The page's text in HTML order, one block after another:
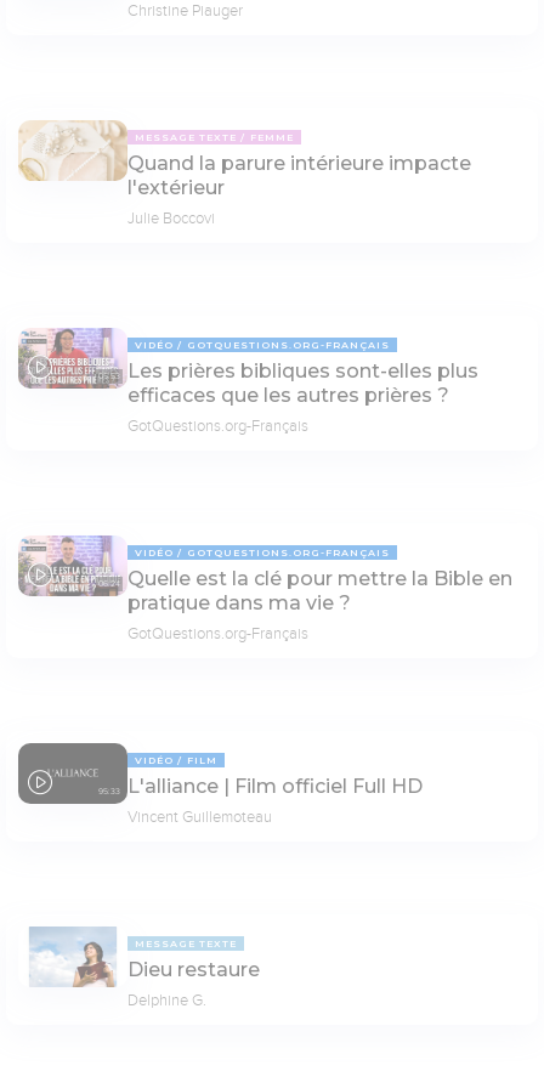
Christine Piauger
MESSAGE TEXTE FEMME
Quand la parure intérieure impacte
l'extérieur
Julie Boccovi
05:53
VIDÉO GOTQUESTIONS.ORG-FRANÇAIS
Les prières bibliques sont-elles plus
efficaces que les autres prières ?
GotQuestions.org-Français
06:24
VIDÉO GOTQUESTIONS.ORG-FRANÇAIS
Quelle est la clé pour mettre la Bible en
pratique dans ma vie ?
GotQuestions.org-Français
95:33
VIDÉO FILM
L'alliance | Film officiel Full HD
Vincent Guillemoteau
MESSAGE TEXTE
Dieu restaure
Delphine G.